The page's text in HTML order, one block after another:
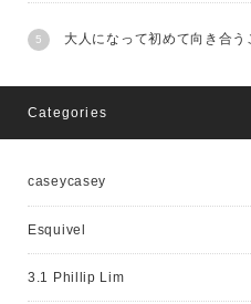
大人になって初めて向き合う
Categories
caseycasey
Esquivel
3.1 Phillip Lim